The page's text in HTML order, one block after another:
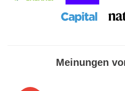
Meinungen